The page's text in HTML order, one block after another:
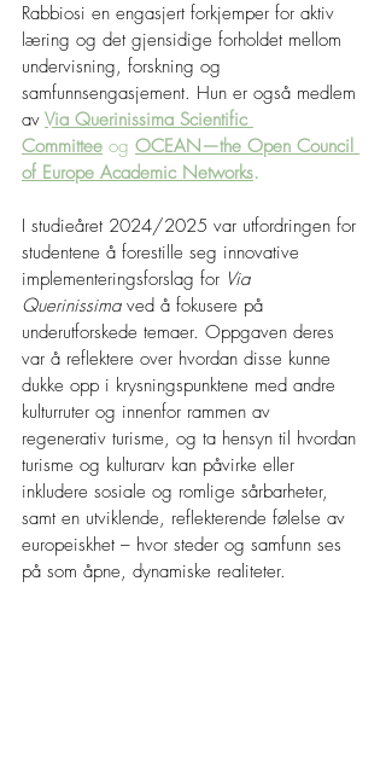
Rabbiosi en engasjert forkjemper for aktiv
læring og det gjensidige forholdet mellom
undervisning, forskning og
samfunnsengasjement. Hun er også medlem
av Via Querinissima Scientific
Committee og OCEAN—the Open Council
of Europe Academic Networks.
I studieåret 2024/2025 var utfordringen for
studentene å forestille seg innovative
implementeringsforslag for Via
Querinissima ved å fokusere på
underutforskede temaer. Oppgaven deres
var å reflektere over hvordan disse kunne
dukke opp i krysningspunktene med andre
kulturruter og innenfor rammen av
regenerativ turisme, og ta hensyn til hvordan
turisme og kulturarv kan påvirke eller
inkludere sosiale og romlige sårbarheter,
samt en utviklende, reflekterende følelse av
europeiskhet – hvor steder og samfunn ses
på som åpne, dynamiske realiteter.